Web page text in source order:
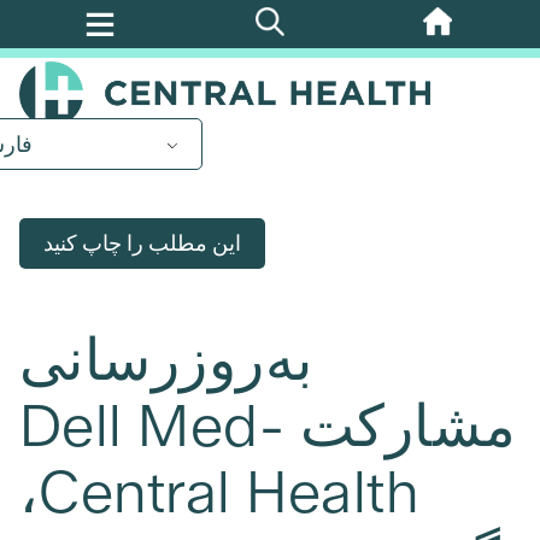
پرش
این مطلب را چاپ کنید
به‌روزرسانی
مشارکت Dell Med-
Central Health،